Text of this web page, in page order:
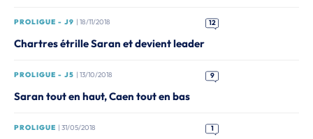
PROLIGUE - J9 | 18/11/2018 12
Chartres étrille Saran et devient leader
PROLIGUE - J5 | 13/10/2018 9
Saran tout en haut, Caen tout en bas
PROLIGUE | 31/05/2018 1